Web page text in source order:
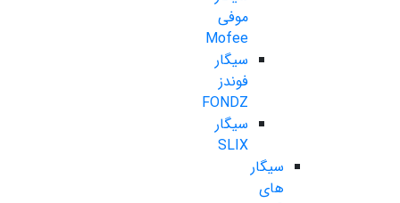
موفی
Mofee
سیگار
فوندز
FONDZ
سیگار
SLIX
سیگار
های